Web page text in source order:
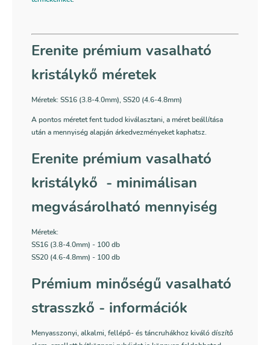
Erenite prémium vasalható
kristálykő méretek
Méretek: SS16 (3.8-4.0mm), SS20 (4.6-4.8mm)
A pontos méretet fent tudod kiválasztani, a méret beállítása
után a mennyiség alapján árkedvezményeket kaphatsz.
Erenite prémium vasalható
kristálykő - minimálisan
megvásárolható mennyiség
Méretek:
SS16 (3.8-4.0mm) - 100 db
SS20 (4.6-4.8mm) - 100 db
Prémium minőségű vasalható
strasszkő - információk
Menyasszonyi, alkalmi, fellépő- és táncruhákhoz kiváló díszítő